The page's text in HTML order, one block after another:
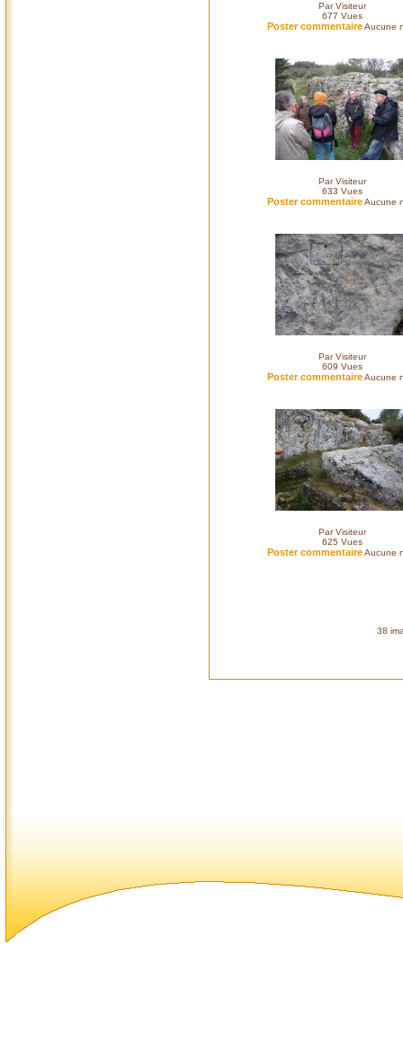
Par Visiteur
677 Vues
Poster commentaireAucune
Par Visiteur
633 Vues
Poster commentaireAucune
Par Visiteur
609 Vues
Poster commentaireAucune
Par Visiteur
625 Vues
Poster commentaireAucune
38